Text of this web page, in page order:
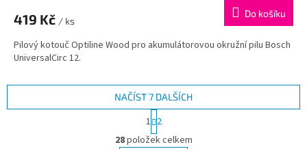
je
z
5
419 Kč / ks
Do košíku
Pilový kotouč Optiline Wood pro akumulátorovou okružní pilu Bosch
UniversalCirc 12.
O
NAČÍST 7 DALŠÍCH
S
t
r
1 2
28položek celkem